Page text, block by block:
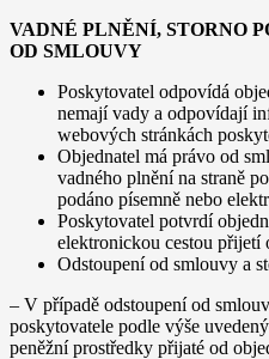
VADNÉ PLNĚNÍ, STORNO
OD SMLOUVY
Poskytovatel odpovídá
nemají vady a odpovídají
webových stránkách
Objednatel má právo od
vadného plnění na straně
podáno písemně nebo
Poskytovatel potvrdí
elektronickou cestou přijetí
Odstoupení od smlouvy a
– V případě odstoupení od
poskytovatele podle výše
peněžní prostředky přijaté od